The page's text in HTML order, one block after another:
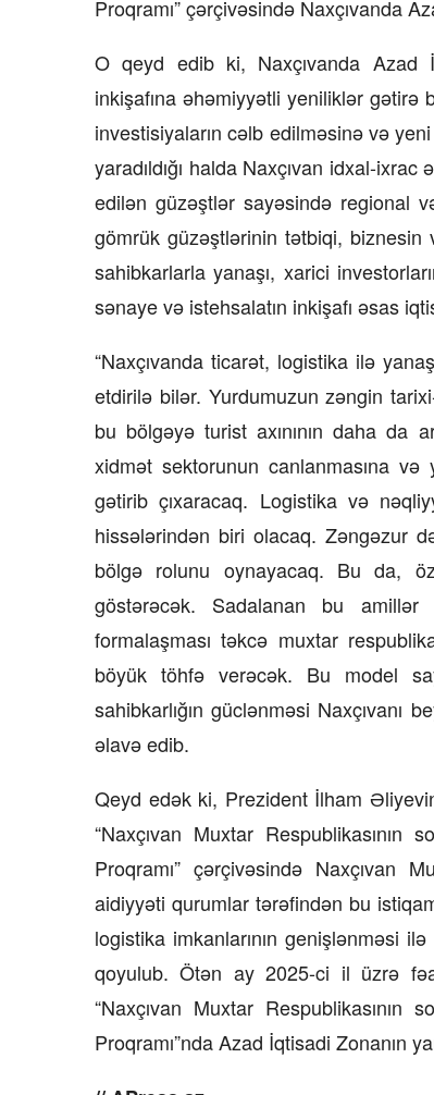
Proqramı” çərçivəsində Naxçıvanda
O qeyd edib ki, Naxçıvanda Azad
inkişafına əhəmiyyətli yeniliklər gətirə
investisiyaların cəlb edilməsinə və
yaradıldığı halda Naxçıvan idxal-
edilən güzəştlər sayəsində regional
gömrük güzəştlərinin tətbiqi, biznesin
sahibkarlarla yanaşı, xarici
sənaye və istehsalatın inkişafı əsas
“Naxçıvanda ticarət, logistika ilə
etdirilə bilər. Yurdumuzun zəngin
bu bölgəyə turist axınının daha da
xidmət sektorunun canlanmasına və
gətirib çıxaracaq. Logistika və
hissələrindən biri olacaq. Zəngəzur
bölgə rolunu oynayacaq. Bu da, öz
göstərəcək. Sadalanan bu amillər
formalaşması təkcə muxtar
böyük töhfə verəcək. Bu model
sahibkarlığın güclənməsi
əlavə edib.
Qeyd edək ki, Prezident İlham
“Naxçıvan Muxtar
Proqramı” çərçivəsində Naxçıvan
aidiyyəti qurumlar tərəfindən bu
logistika imkanlarının genişlənməsi
qoyulub. Ötən ay 2025-ci il üzrə
“Naxçıvan Muxtar
Proqramı”nda Azad İqtisadi Zonanın
08
Rəsmiyyə
Ayıq
təqdimatında